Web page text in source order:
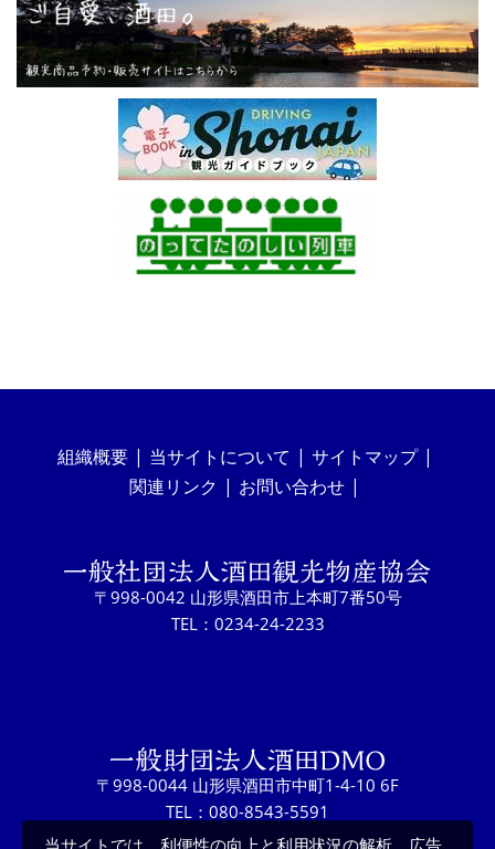
組織概要 当サイトについて
サイトマップ
関連リンク
お問い合わせ
〒998-0042 山形県酒田市上本町7番50号
TEL：0234-24-2233
〒998-0044 山形県酒田市中町1-4-10 6F
TEL：080-8543-5591
当サイトでは、利便性の向上と利用状況の解析、広告